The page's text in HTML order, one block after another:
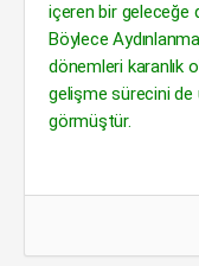
içeren bir geleceğe
Böylece
dönemleri karanlık
gelişme sürecini
görmüştür.